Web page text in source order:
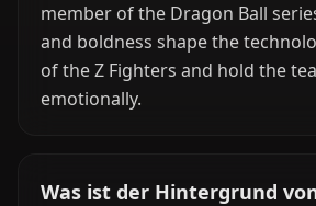
member of the Dragon Ball
and boldness shape the
of the Z Fighters and hold the
emotionally.
Was ist der Hintergrund